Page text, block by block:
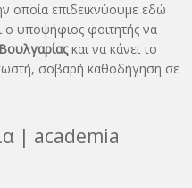
οποία επιδεικνύουμε εδώ
ο υποψήφιος φοιτητής να
και να κάνει το
σοβαρή καθοδήγηση σε
| academia